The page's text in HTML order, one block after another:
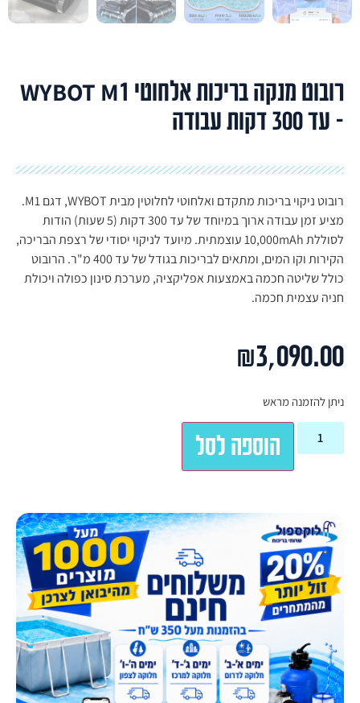
רובוט מנקה בריכות אלחוטי WYBOT M1
– עד 300 דקות עבודה
רובוט ניקוי בריכות מתקדם ואלחוטי לחלוטין מבית WYBOT, דגם M1.
מציע זמן עבודה ארוך במיוחד של עד 300 דקות (5 שעות) הודות
לסוללת 10,000mAh עוצמתית. מיועד לניקוי יסודי של רצפת הבריכה,
הקירות וקו המים, ומתאים לבריכות בגודל של עד 400 מ"ר. הרובוט
כולל שליטה חכמה באמצעות אפליקציה, מערכת סינון כפולה ויכולת
חניה עצמית חכמה.
₪3,090.00
ניתן להזמנה מראש
הוספה לסל